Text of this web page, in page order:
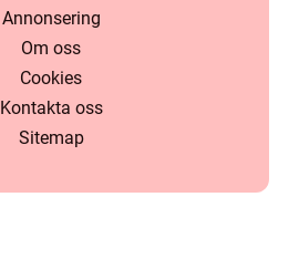
Annonsering
Om oss
Cookies
Kontakta oss
Sitemap